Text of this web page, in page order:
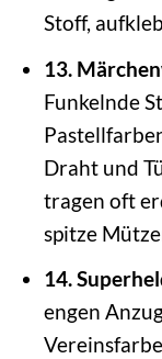
Stoff,
13.
Funkelnde
Draht und
tragen oft
spitze
14.
engen